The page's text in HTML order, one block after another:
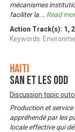
mécanismes
faciliter la... Read
Action Track(s): 1 , 2
Keywords:
Haiti
SAN et les ODD
Discussion topic
Production et service
appréhendé par les
locale effective qui